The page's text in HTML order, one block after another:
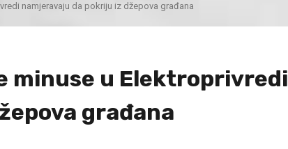
namjeravaju da pokriju iz džepova građana
minuse u Elektroprivredi
građana